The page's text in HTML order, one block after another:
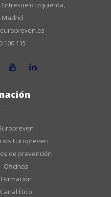
Izquierda,
Madrid
100 115
Europreven
de prevención
Oficinas
Formación
Canal Ético